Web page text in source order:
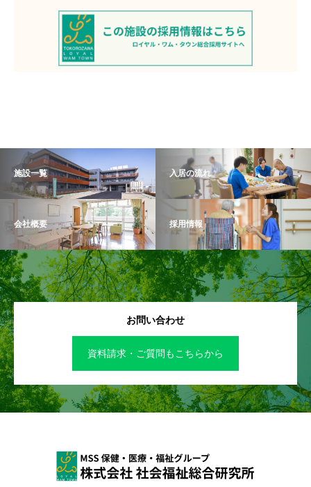
施設一覧 入居の流れ
会社概要 採用情報
お問い合わせ
資料請求・ご質問もこちらから